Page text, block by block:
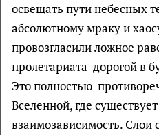
освещать пути небесных
абсолютному мраку и
провозгласили ложное
пролетариата дорогой в
Это полностью
Вселенной, где
взаимозависимость.